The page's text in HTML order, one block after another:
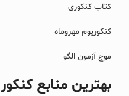
کتاب کنکوری
کنکوریوم مهروماه
موج آزمون الگو
بهترین منابع کنکور